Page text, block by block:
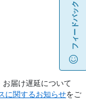
お届け遅延について
に関するお知らせをご
フィードバック